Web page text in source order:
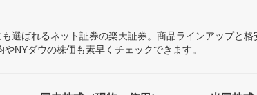
選ばれるネット証券の楽天証券。商品ラインアップと
NYダウの株価も素早くチェックできます。